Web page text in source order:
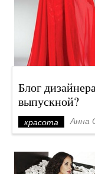
Блог
выпускной?
красота Анна